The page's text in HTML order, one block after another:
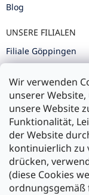
Wir verwenden
unserer
unsere Website
Funktionalität,
der Website
kontinuierlich zu
drücken,
(diese Cookies
Blog
UNSERE FILIALEN
Filiale Göppingen
Filiale Ulm
Zahlung und
Versand mit: